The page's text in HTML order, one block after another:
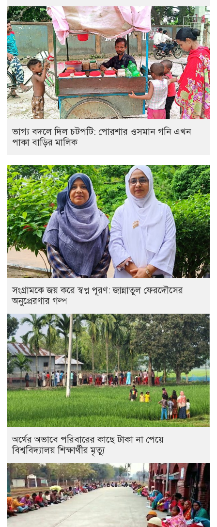
ভাগ্য বদলে দিল চটপটি: পোরশার ওসমান গনি এখন
পাকা বাড়ির মালিক
সংগ্রামকে জয় করে স্বপ্ন পূরণ: জান্নাতুল ফেরদৌসের
অনুপ্রেরণার গল্প
অর্থের অভাবে পরিবারের কাছে টাকা না পেয়ে
বিশ্ববিদ্যালয় শিক্ষার্থীর মৃত্যু